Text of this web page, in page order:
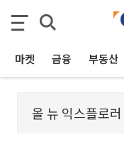
마켓 금융 부동산